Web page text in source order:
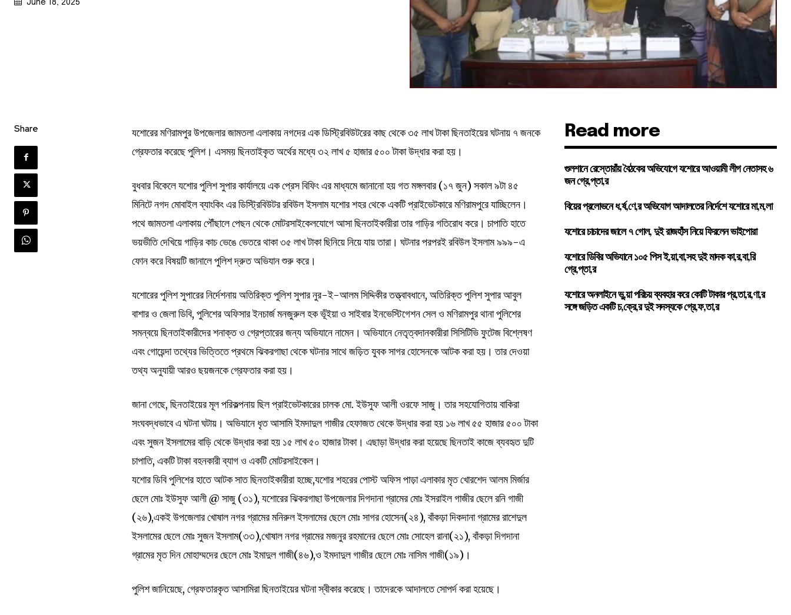
June 18, 2025
Share
যশোরের মণিরামপুর উপজেলার জামতলা এলাকায় নগদের এক ডিস্ট্রিবিউটরের কাছ থেকে ৩৫ লাখ টাকা ছিনতাইয়ের ঘটনায় ৭ জনকে
গ্রেফতার করেছে পুলিশ। এসময় ছিনতাইকৃত অর্থের মধ্যে ৩২ লাখ ৫ হাজার ৫০০ টাকা উদ্ধার করা হয়।
বুধবার বিকেলে যশোর পুলিশ সুপার কার্যালয়ে এক প্রেস বিফিং এর মাধ্যমে জানানো হয় গত মঙ্গলবার (১৭ জুন) সকাল ৯টা ৪৫
মিনিটে নগদ মোবাইল ব্যাংকিং এর ডিস্ট্রিবিউটর রবিউল ইসলাম যশোর শহর থেকে একটি প্রাইভেটকারে মণিরামপুরে যাচ্ছিলেন।
পথে জামতলা এলাকায় পৌঁছালে পেছন থেকে মোটরসাইকেলযোগে আসা ছিনতাইকারীরা তার গাড়ির গতিরোধ করে। চাপাতি হাতে
ভয়ভীতি দেখিয়ে গাড়ির কাচ ভেঙে ভেতরে থাকা ৩৫ লাখ টাকা ছিনিয়ে নিয়ে যায় তারা। ঘটনার পরপরই রবিউল ইসলাম ৯৯৯-এ
ফোন করে বিষয়টি জানালে পুলিশ দ্রুত অভিযান শুরু করে।
যশোরের পুলিশ সুপারের নির্দেশনায় অতিরিক্ত পুলিশ সুপার নুর-ই-আলম সিদ্দিকীর তত্ত্বাবধানে, অতিরিক্ত পুলিশ সুপার আবুল
বাশার ও জেলা ডিবি, পুলিশের অফিসার ইনচার্জ মনজুরুল হক ভূঁইয়া ও সাইবার ইনভেস্টিগেশন সেল ও মণিরামপুর থানা পুলিশের
সমন্বয়ে ছিনতাইকারীদের শনাক্ত ও গ্রেপ্তারের জন্য অভিযানে নামেন। অভিযানে নেতৃত্বদানকারীরা সিসিটিভি ফুটেজ বিশ্লেষণ
এবং গোয়েন্দা তথ্যের ভিত্তিতে প্রথমে ঝিকরগাছা থেকে ঘটনার সাথে জড়িত যুবক সাগর হোসেনকে আটক করা হয়। তার দেওয়া
তথ্য অনুযায়ী আরও ছয়জনকে গ্রেফতার করা হয়।
জানা গেছে, ছিনতাইয়ের মূল পরিকল্পনায় ছিল প্রাইভেটকারের চালক মো. ইউসুফ আলী ওরফে সাজু। তার সহযোগিতায় বাকিরা
সংঘবদ্ধভাবে এ ঘটনা ঘটায়। অভিযানে ধৃত আসামি ইমদাদুল গাজীর হেফাজত থেকে উদ্ধার করা হয় ১৬ লাখ ৫৫ হাজার ৫০০ টাকা
এবং সুজন ইসলামের বাড়ি থেকে উদ্ধার করা হয় ১৫ লাখ ৫০ হাজার টাকা। এছাড়া উদ্ধার করা হয়েছে ছিনতাই কাজে ব্যবহৃত দুটি
চাপাতি, একটি টাকা বহনকারী ব্যাগ ও একটি মোটরসাইকেল।
যশোর ডিবি পুলিশের হাতে আটক সাত ছিনতাইকারীরা হচ্ছে,যশোর শহরের পোস্ট অফিস পাড়া এলাকার মৃত খোরশেদ আলম মির্জার
ছেলে মোঃ ইউসুফ আলী @ সাজু (৩১), যশোরের ঝিকরগাছা উপজেলার দিগদানা গ্রামের মোঃ ইসরাইল গাজীর ছেলে রনি গাজী
(২৬),একই উপজেলার খোষাল নগর গ্রামের মনিরুল ইসলামের ছেলে মোঃ সাগর হোসেন(২৪), বাঁকড়া দিকদানা গ্রামের রাশেদুল
ইসলামের ছেলে মোঃ সুজন ইসলাম(৩৩),খোষাল নগর গ্রামের মজনুর রহমানের ছেলে মোঃ সোহেল রানা(২১), বাঁকড়া দিগদানা
গ্রামের মৃত দিন মোহাম্মদের ছেলে মোঃ ইমাদুল গাজী(৪৬),ও ইমদাদুল গাজীর ছেলে মোঃ নাসিম গাজী(১৯)।
পুলিশ জানিয়েছে, গ্রেফতারকৃত আসামিরা ছিনতাইয়ের ঘটনা স্বীকার করেছে। তাদেরকে আদালতে সোপর্দ করা হয়েছে।
Read more
গুলশানে রেস্তোরাঁয় বৈঠকের অভিযোগে যশোরে আওয়ামী লীগ নেতাসহ ৬
জন গ্রে,প্তা,র
বিয়ের প্রলোভনে ধ,র্ষ,ণে,র অভিযোগ আদালতের নির্দেশে যশোরে মা,ম,লা
যশোরে চাচাদের জালে ৭ গোল, দুই রাজহাঁস নিয়ে ফিরলেন ভাইপোরা
যশোরে ডিবির অভিযানে ১০৫ পিস ই,য়া,বা,সহ দুই মাদক কা,র,বা,রি
গ্রে,প্তা,র
যশোরে অনলাইনে ভু,য়া পরিচয় ব্যবহার করে কোটি টাকার প্র,তা,র,ণা,র
সঙ্গে জড়িত একটি চ,ক্রে,র দুই সদস্যকে গ্রে,ফ,তা,র